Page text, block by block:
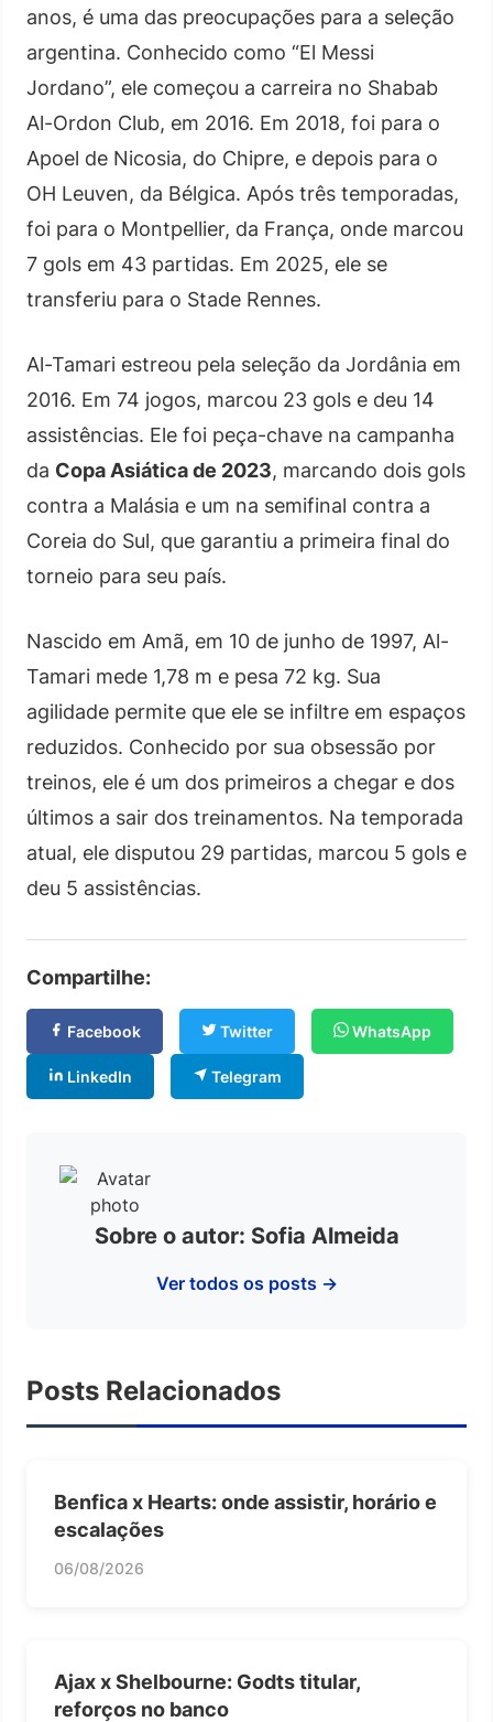
anos, é uma das preocupações para a seleção
argentina. Conhecido como “El Messi
Jordano”, ele começou a carreira no Shabab
Al-Ordon Club, em 2016. Em 2018, foi para o
Apoel de Nicosia, do Chipre, e depois para o
OH Leuven, da Bélgica. Após três temporadas,
foi para o Montpellier, da França, onde marcou
7 gols em 43 partidas. Em 2025, ele se
transferiu para o Stade Rennes.
Al-Tamari estreou pela seleção da Jordânia em
2016. Em 74 jogos, marcou 23 gols e deu 14
assistências. Ele foi peça-chave na campanha
da Copa Asiática de 2023, marcando dois gols
contra a Malásia e um na semifinal contra a
Coreia do Sul, que garantiu a primeira final do
torneio para seu país.
Nascido em Amã, em 10 de junho de 1997, Al-
Tamari mede 1,78 m e pesa 72 kg. Sua
agilidade permite que ele se infiltre em espaços
reduzidos. Conhecido por sua obsessão por
treinos, ele é um dos primeiros a chegar e dos
últimos a sair dos treinamentos. Na temporada
atual, ele disputou 29 partidas, marcou 5 gols e
deu 5 assistências.
Compartilhe:
Facebook Twitter WhatsApp
LinkedIn Telegram
Sobre o autor: Sofia Almeida
Ver todos os posts →
Posts Relacionados
Benfica x Hearts: onde assistir, horário e
escalações
06/08/2026
Ajax x Shelbourne: Godts titular,
reforços no banco